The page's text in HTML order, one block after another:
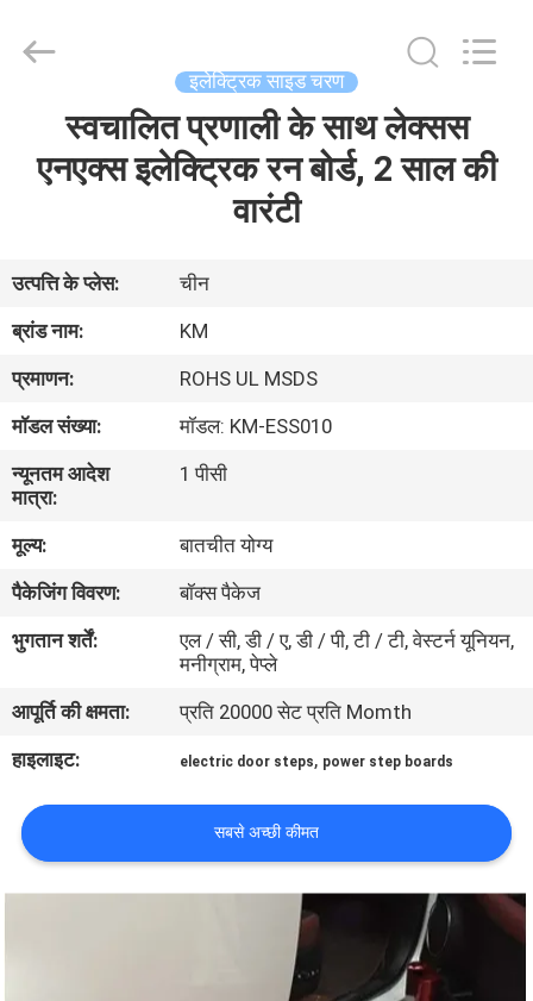
हमारे
बारे
में
कारखाना
भ्रमण
गुणवत्ता
नियंत्रण
करें
समाचार
एक
Technology
इलेक्ट्रिक साइड चरण
स्वचालित प्रणाली के साथ लेक्सस
एनएक्स इलेक्ट्रिक रन बोर्ड, 2 साल की
वारंटी
उत्पत्ति के प्लेस:
चीन
ब्रांड नाम:
KM
प्रमाणन:
ROHS UL MSDS
मॉडल संख्या:
मॉडल: KM-ESS010
न्यूनतम आदेश
मात्रा:
1 पीसी
मूल्य:
बातचीत योग्य
पैकेजिंग विवरण:
बॉक्स पैकेज
भुगतान शर्तें:
एल / सी, डी / ए, डी / पी, टी / टी, वेस्टर्न यूनियन,
मनीग्राम, पेप्ले
आपूर्ति की क्षमता:
प्रति 20000 सेट प्रति Momth
हाइलाइट:
electric door steps, power step boards
सबसे अच्छी कीमत